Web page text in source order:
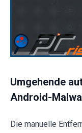
Umgehende
Android-
Die manuelle